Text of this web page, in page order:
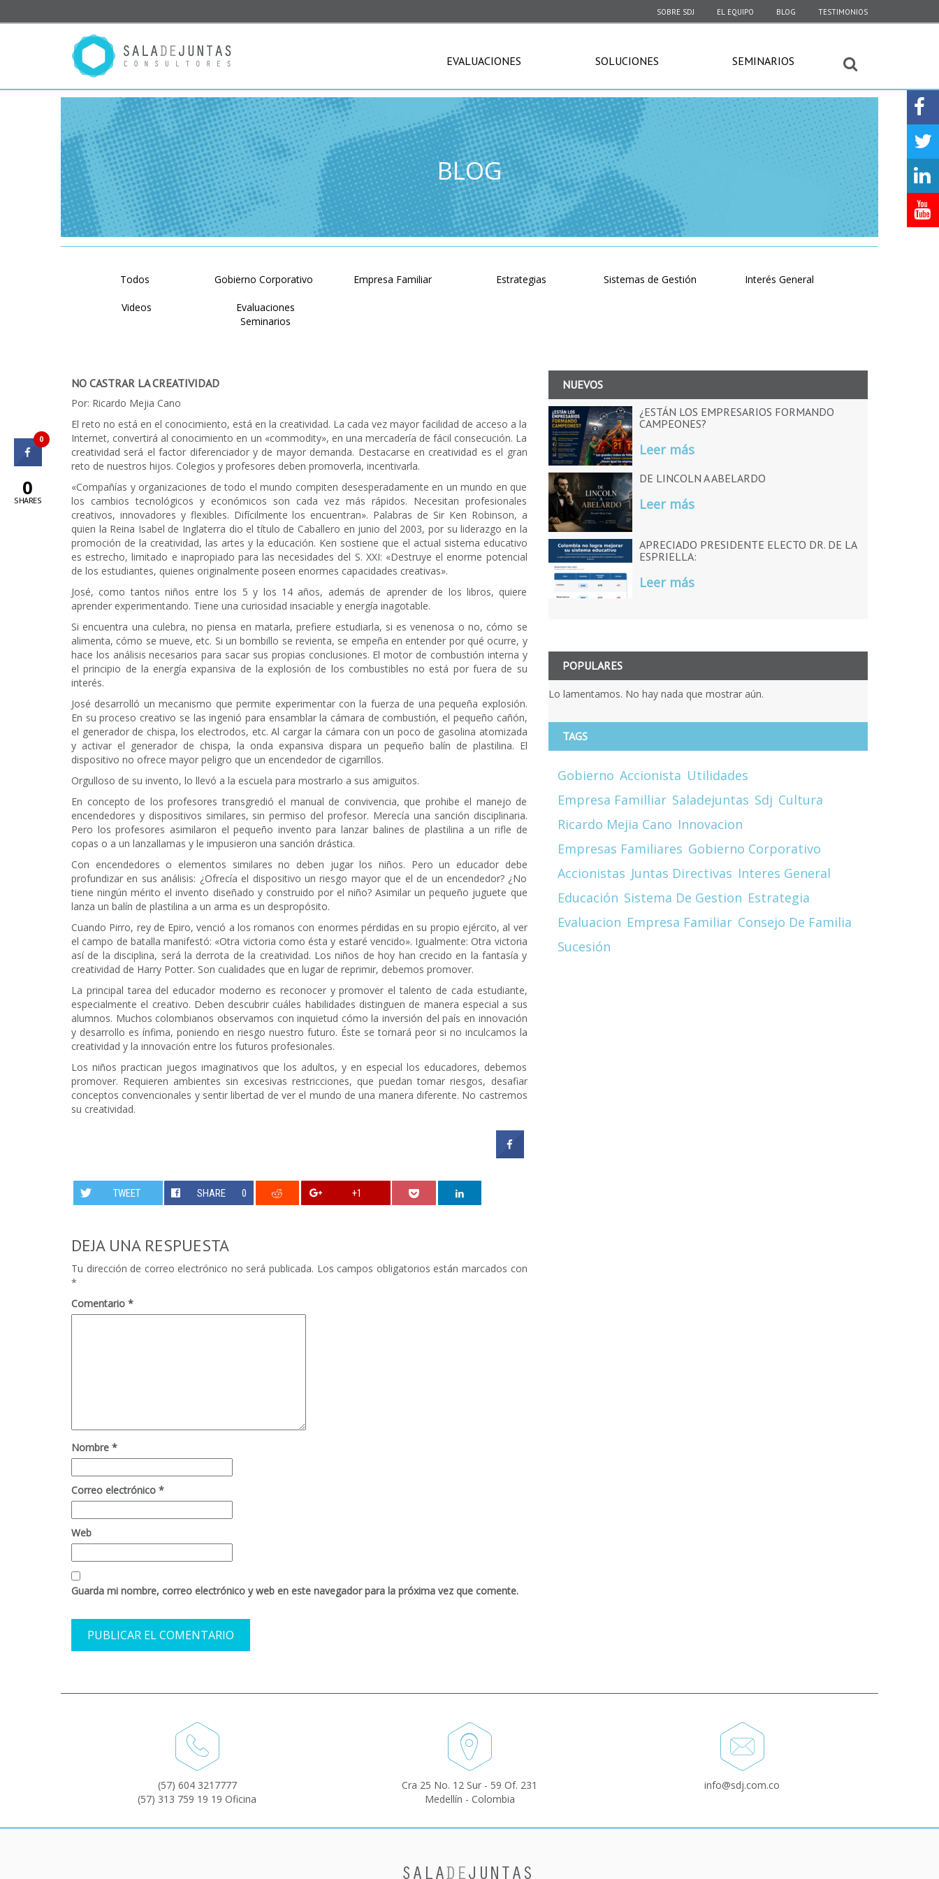
SOBRE SDJ EL EQUIPO BLOG TESTIMONIOS
EVALUACIONES SOLUCIONES SEMINARIOS
BLOG
Todos Gobierno Corporativo Empresa Familiar Estrategias Sistemas de Gestión Interés General
Videos
Evaluaciones
Seminarios
NO CASTRAR LA CREATIVIDAD
Por: Ricardo Mejia Cano
El reto no está en el conocimiento, está en la creatividad. La cada vez mayor facilidad de acceso a la
Internet, convertirá al conocimiento en un «commodity», en una mercadería de fácil consecución. La
creatividad será el factor diferenciador y de mayor demanda. Destacarse en creatividad es el gran
reto de nuestros hijos. Colegios y profesores deben promoverla, incentivarla.
«Compañías y organizaciones de todo el mundo compiten desesperadamente en un mundo en que
los cambios tecnológicos y económicos son cada vez más rápidos. Necesitan profesionales
creativos, innovadores y flexibles. Difícilmente los encuentran». Palabras de Sir Ken Robinson, a
quien la Reina Isabel de Inglaterra dio el título de Caballero en junio del 2003, por su liderazgo en la
promoción de la creatividad, las artes y la educación. Ken sostiene que el actual sistema educativo
es estrecho, limitado e inapropiado para las necesidades del S. XXI: «Destruye el enorme potencial
de los estudiantes, quienes originalmente poseen enormes capacidades creativas».
José, como tantos niños entre los 5 y los 14 años, además de aprender de los libros, quiere
aprender experimentando. Tiene una curiosidad insaciable y energía inagotable.
Si encuentra una culebra, no piensa en matarla, prefiere estudiarla, si es venenosa o no, cómo se
alimenta, cómo se mueve, etc. Si un bombillo se revienta, se empeña en entender por qué ocurre, y
hace los análisis necesarios para sacar sus propias conclusiones. El motor de combustión interna y
el principio de la energía expansiva de la explosión de los combustibles no está por fuera de su
interés.
José desarrolló un mecanismo que permite experimentar con la fuerza de una pequeña explosión.
En su proceso creativo se las ingenió para ensamblar la cámara de combustión, el pequeño cañón,
el generador de chispa, los electrodos, etc. Al cargar la cámara con un poco de gasolina atomizada
y activar el generador de chispa, la onda expansiva dispara un pequeño balín de plastilina. El
dispositivo no ofrece mayor peligro que un encendedor de cigarrillos.
Orgulloso de su invento, lo llevó a la escuela para mostrarlo a sus amiguitos.
En concepto de los profesores transgredió el manual de convivencia, que prohibe el manejo de
encendedores y dispositivos similares, sin permiso del profesor. Merecía una sanción disciplinaria.
Pero los profesores asimilaron el pequeño invento para lanzar balines de plastilina a un rifle de
copas o a un lanzallamas y le impusieron una sanción drástica.
Con encendedores o elementos similares no deben jugar los niños. Pero un educador debe
profundizar en sus análisis: ¿Ofrecía el dispositivo un riesgo mayor que el de un encendedor? ¿No
tiene ningún mérito el invento diseñado y construido por el niño? Asimilar un pequeño juguete que
lanza un balín de plastilina a un arma es un despropósito.
Cuando Pirro, rey de Epiro, venció a los romanos con enormes pérdidas en su propio ejército, al ver
el campo de batalla manifestó: «Otra victoria como ésta y estaré vencido». Igualmente: Otra victoria
así de la disciplina, será la derrota de la creatividad. Los niños de hoy han crecido en la fantasía y
creatividad de Harry Potter. Son cualidades que en lugar de reprimir, debemos promover.
La principal tarea del educador moderno es reconocer y promover el talento de cada estudiante,
especialmente el creativo. Deben descubrir cuáles habilidades distinguen de manera especial a sus
alumnos. Muchos colombianos observamos con inquietud cómo la inversión del país en innovación
y desarrollo es ínfima, poniendo en riesgo nuestro futuro. Éste se tornará peor si no inculcamos la
creatividad y la innovación entre los futuros profesionales.
Los niños practican juegos imaginativos que los adultos, y en especial los educadores, debemos
promover. Requieren ambientes sin excesivas restricciones, que puedan tomar riesgos, desafiar
conceptos convencionales y sentir libertad de ver el mundo de una manera diferente. No castremos
su creatividad.
TWEET SHARE 0 +1
DEJA UNA RESPUESTA
Tu dirección de correo electrónico no será publicada. Los campos obligatorios están marcados con
*
Comentario *
Nombre *
Correo electrónico *
Web
Guarda mi nombre, correo electrónico y web en este navegador para la próxima vez que comente.
NUEVOS
¿ESTÁN LOS EMPRESARIOS FORMANDO
CAMPEONES?
Leer más
DE LINCOLN A ABELARDO
Leer más
APRECIADO PRESIDENTE ELECTO DR. DE LA
ESPRIELLA:
Leer más
POPULARES
Lo lamentamos. No hay nada que mostrar aún.
TAGS
Gobierno Accionista Utilidades
Empresa Familliar Saladejuntas Sdj Cultura
Ricardo Mejia Cano Innovacion
Empresas Familiares Gobierno Corporativo
Accionistas Juntas Directivas Interes General
Educación Sistema De Gestion Estrategia
Evaluacion Empresa Familiar Consejo De Familia
Sucesión
(57) 604 3217777
(57) 313 759 19 19 Oficina
Cra 25 No. 12 Sur - 59 Of. 231
Medellín - Colombia
info@sdj.com.co
0
0
SHARES